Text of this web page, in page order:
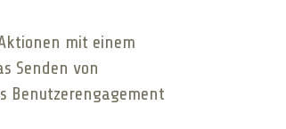
mit einem
Senden von
Benutzerengagement